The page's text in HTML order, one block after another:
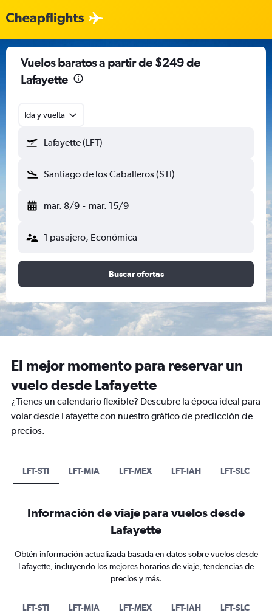
Vuelos baratos a partir de $249 de
Lafayette
Ida y vuelta
Lafayette (LFT)
Santiago de los Caballeros (STI)
mar. 8/9 - mar. 15/9
1 pasajero, Económica
Buscar ofertas
El mejor momento para reservar un
vuelo desde Lafayette
¿Tienes un calendario flexible? Descubre la época ideal para
volar desde Lafayette con nuestro gráfico de predicción de
precios.
LFT-STI LFT-MIA LFT-MEX LFT-IAH LFT-SLC
Información de viaje para vuelos desde
Lafayette
Obtén información actualizada basada en datos sobre vuelos desde
Lafayette, incluyendo los mejores horarios de viaje, tendencias de
precios y más.
LFT-STI LFT-MIA LFT-MEX LFT-IAH LFT-SLC